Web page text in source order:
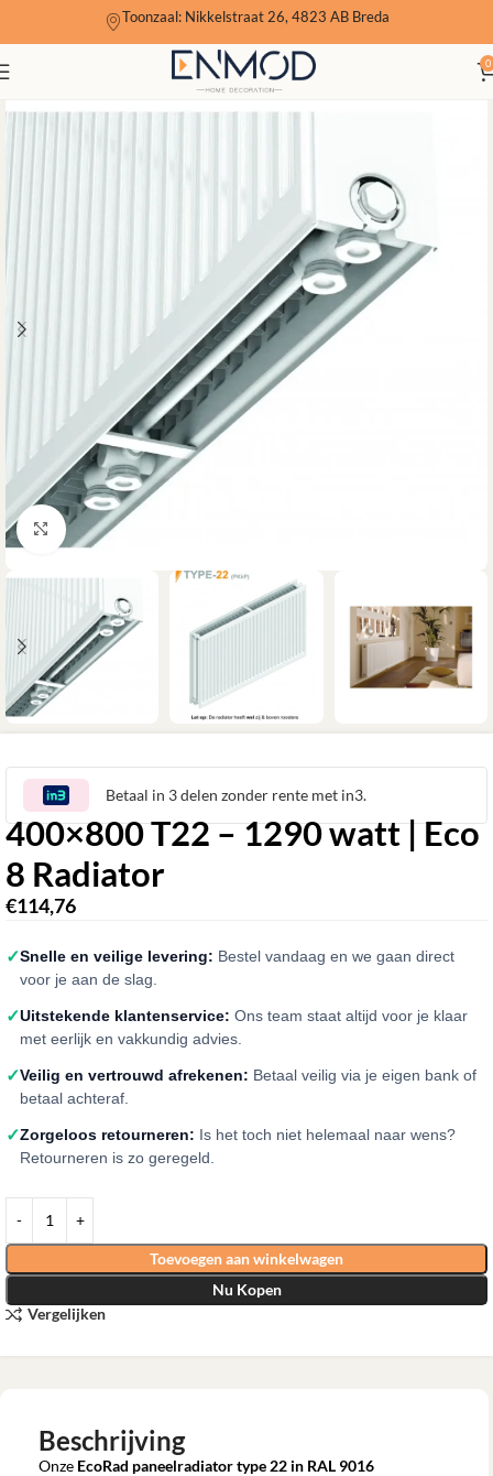
Toonzaal: Nikkelstraat 26, 4823 AB Breda
0
Klik om te vergroten
Betaal in 3 delen zonder rente met in3.
400×800 T22 – 1290 watt | Eco
8 Radiator
€114,76
✓Snelle en veilige levering: Bestel vandaag en we gaan direct
voor je aan de slag.
✓Uitstekende klantenservice: Ons team staat altijd voor je klaar
met eerlijk en vakkundig advies.
✓Veilig en vertrouwd afrekenen: Betaal veilig via je eigen bank of
betaal achteraf.
✓Zorgeloos retourneren: Is het toch niet helemaal naar wens?
Retourneren is zo geregeld.
Toevoegen aan winkelwagen
Nu Kopen
Vergelijken
Beschrijving
Onze EcoRad paneelradiator type 22 in RAL 9016